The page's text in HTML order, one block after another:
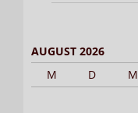
AUGUST 2026
M
D M